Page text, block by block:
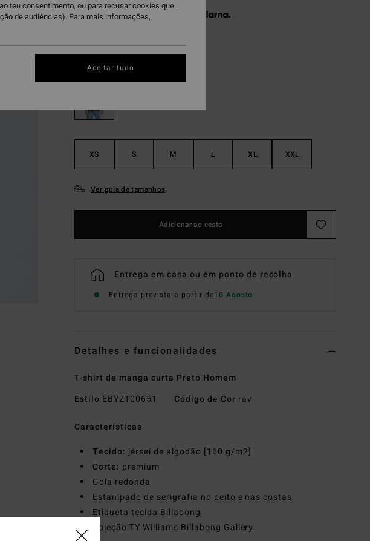
Paga 3 x € 11,98 sem juros com a
CorRaven
XS S M L XL XXL
Ver guia de tamanhos
Adicionar ao cesto
Entrega em casa ou em ponto de recolha
Entrega prevista a partir de10 Agosto
Detalhes e funcionalidades
T-shirt de manga curta Preto Homem
Estilo EBYZT00651 Código de Cor rav
Características
Tecido: jérsei de algodão [160 g/m2]
Corte: premium
Gola redonda
Estampado de serigrafia no peito e nas costas
Etiqueta tecida Billabong
Coleção TY Williams Billabong Gallery
teu consentimento, ou para recusar cookies que
de audiências). Para mais informações,
Aceitar tudo